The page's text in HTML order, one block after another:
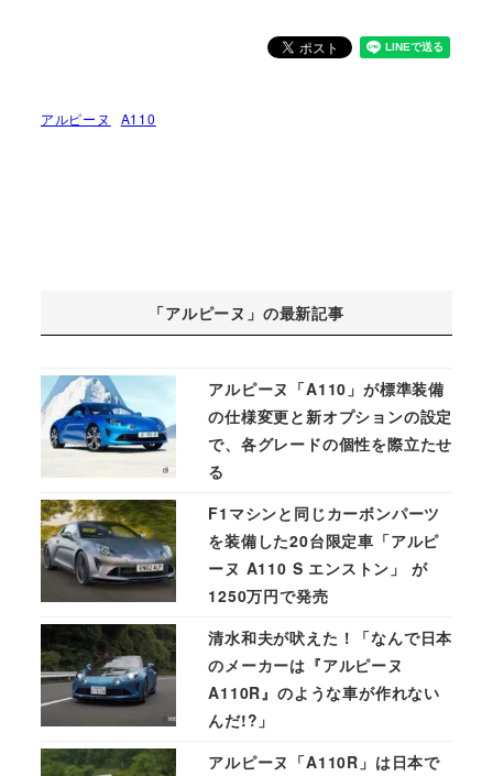
アルピーヌ A110
「アルピーヌ」の最新記事
アルピーヌ「A110」が標準装備
の仕様変更と新オプションの設定
で、各グレードの個性を際立たせ
る
F1マシンと同じカーボンパーツ
を装備した20台限定車「アルピ
ーヌ A110 S エンストン」 が
1250万円で発売
清水和夫が吠えた！「なんで日本
のメーカーは『アルピーヌ
A110R』のような車が作れない
んだ!?」
アルピーヌ「A110R」は日本で